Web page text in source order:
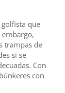
que
trampas de
si se
Con
con